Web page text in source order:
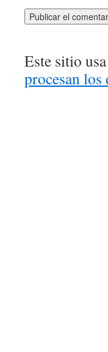
Este sitio
procesan los